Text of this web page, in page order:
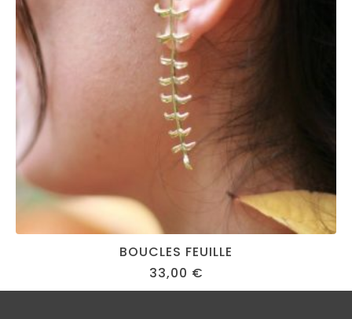
BOUCLES FEUILLE
33,00 €